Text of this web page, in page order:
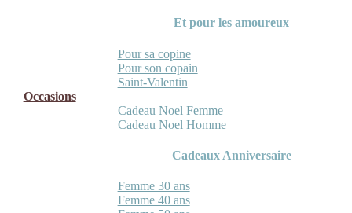
Et pour les amoureux
Pour sa copine
Pour son copain
Saint-Valentin
Occasions
Cadeau Noel Femme
Cadeau Noel Homme
Cadeaux Anniversaire
Femme 30 ans
Femme 40 ans